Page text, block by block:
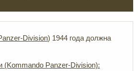
Division) 1944 года должна
(Kommando Panzer-Division):